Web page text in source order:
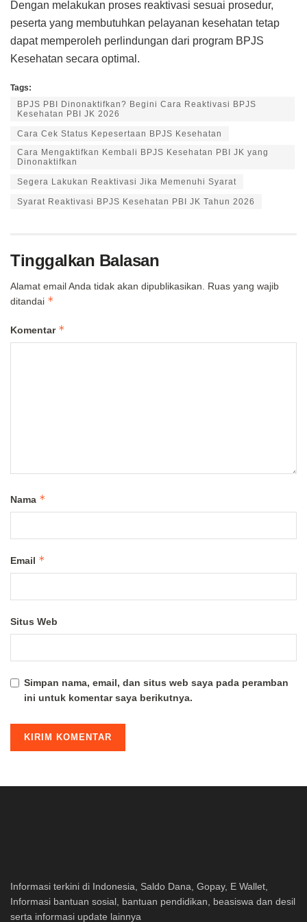
Dengan melakukan proses reaktivasi sesuai prosedur,
peserta yang membutuhkan pelayanan kesehatan tetap
dapat memperoleh perlindungan dari program BPJS
Kesehatan secara optimal.
Tags:
BPJS PBI Dinonaktifkan? Begini Cara Reaktivasi BPJS
Kesehatan PBI JK 2026
Cara Cek Status Kepesertaan BPJS Kesehatan
Cara Mengaktifkan Kembali BPJS Kesehatan PBI JK yang
Dinonaktifkan
Segera Lakukan Reaktivasi Jika Memenuhi Syarat
Syarat Reaktivasi BPJS Kesehatan PBI JK Tahun 2026
Tinggalkan Balasan
Alamat email Anda tidak akan dipublikasikan.
Ruas yang wajib
ditandai *
Komentar *
Nama *
Email *
Situs Web
Simpan nama, email, dan situs web saya pada peramban
ini untuk komentar saya berikutnya.
Informasi terkini di Indonesia, Saldo Dana, Gopay, E Wallet,
Informasi bantuan sosial, bantuan pendidikan, beasiswa dan desil
serta informasi update lainnya